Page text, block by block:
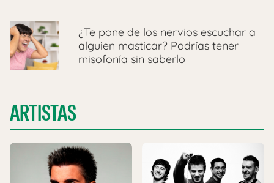
¿Te pone de los nervios escuchar a
alguien masticar? Podrías tener
misofonía sin saberlo
ARTISTAS